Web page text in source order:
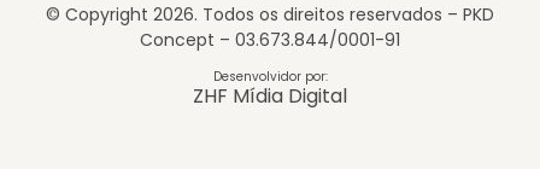
TROCAS E DEVOLUÇÕES
© Copyright 2026. Todos os direitos reservados – PKD
Concept – 03.673.844/0001-91
Desenvolvidor por:
ZHF Mídia Digital